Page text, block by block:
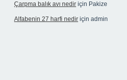
Çarpma balık avı nedir için Pakize
Alfabenin 27 harfi nedir için admin